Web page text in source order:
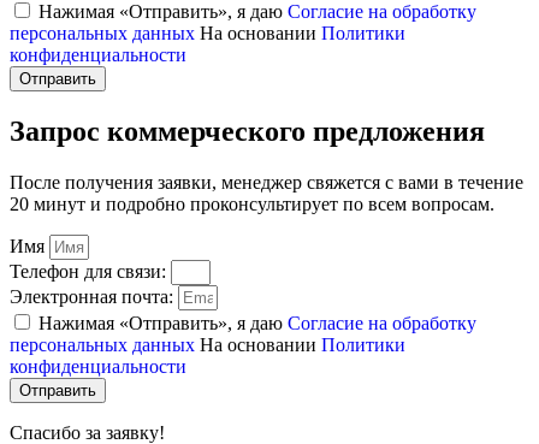
Нажимая «Отправить», я даю Согласие на обработку
персональных данных На основании Политики
конфиденциальности
Отправить
Запрос коммерческого предложения
После получения заявки, менеджер свяжется с вами в течение
20 минут и подробно проконсультирует по всем вопросам.
Имя
Телефон для связи:
Электронная почта:
Нажимая «Отправить», я даю Согласие на обработку
персональных данных На основании Политики
конфиденциальности
Отправить
Спасибо за заявку!